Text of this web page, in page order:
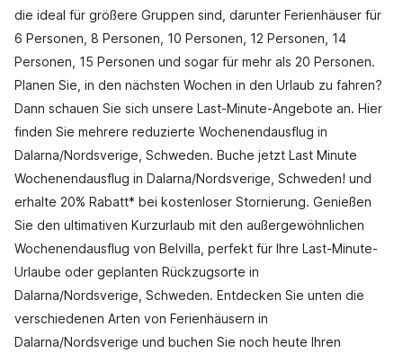
die ideal für größere Gruppen sind, darunter Ferienhäuser für
6 Personen, 8 Personen, 10 Personen, 12 Personen, 14
Personen, 15 Personen und sogar für mehr als 20 Personen.
Planen Sie, in den nächsten Wochen in den Urlaub zu fahren?
Dann schauen Sie sich unsere Last-Minute-Angebote an. Hier
finden Sie mehrere reduzierte Wochenendausflug in
Dalarna/Nordsverige, Schweden. Buche jetzt Last Minute
Wochenendausflug in Dalarna/Nordsverige, Schweden! und
erhalte 20% Rabatt* bei kostenloser Stornierung. Genießen
Sie den ultimativen Kurzurlaub mit den außergewöhnlichen
Wochenendausflug von Belvilla, perfekt für Ihre Last-Minute-
Urlaube oder geplanten Rückzugsorte in
Dalarna/Nordsverige, Schweden. Entdecken Sie unten die
verschiedenen Arten von Ferienhäusern in
Dalarna/Nordsverige und buchen Sie noch heute Ihren